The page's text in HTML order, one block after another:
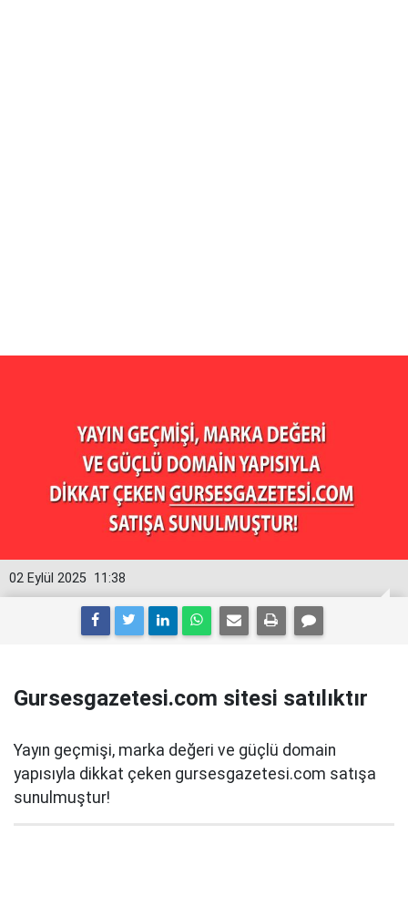
11:38
02 Eylül 2025
Gursesgazetesi.com sitesi satılıktır
Yayın geçmişi, marka değeri ve güçlü domain
yapısıyla dikkat çeken gursesgazetesi.com satışa
sunulmuştur!